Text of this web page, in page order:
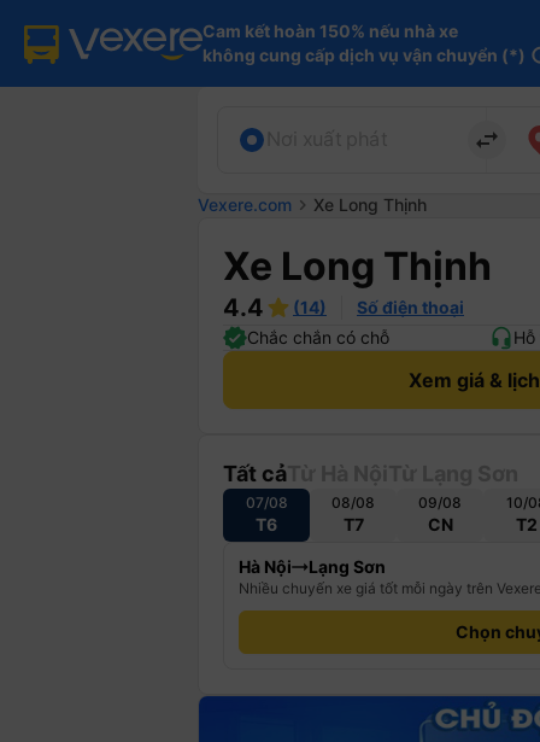
Cam kết hoàn 150% nếu nhà xe
không cung cấp dịch vụ vận chuyển (*)
import_export
Vexere.com chevron_right Xe Long Thịnh
Xe Long Thịnh
4.4 (14)
Số điện thoại
Chắc chắn có chỗ
Xem giá &
Tất cả
07/08
T6
08/08
T7
09/08
CN
10/
T2
Hà Nội Lạng Sơn
Nhiều chuyến xe giá tốt mỗi ngày trên Vexere
Chọn